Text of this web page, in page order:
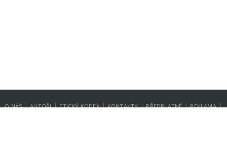
O NÁS | AUTOŘI | ETICKÝ KODEX | KONTAKTY | PŘEDPLATNÉ | REKLAMA |